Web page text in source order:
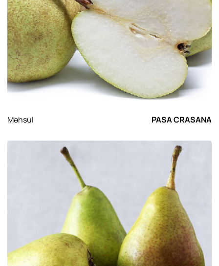
Məhsul PASA CRASANA